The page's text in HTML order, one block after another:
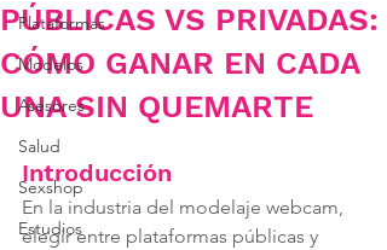
Plataformas
Modelos
Asesores
Salud
Sexshop
Estudios
PÚBLICAS VS PRIVADAS:
CÓMO GANAR EN CADA
UNA SIN QUEMARTE
Introducción
En la industria del modelaje webcam,
elegir entre plataformas públicas y